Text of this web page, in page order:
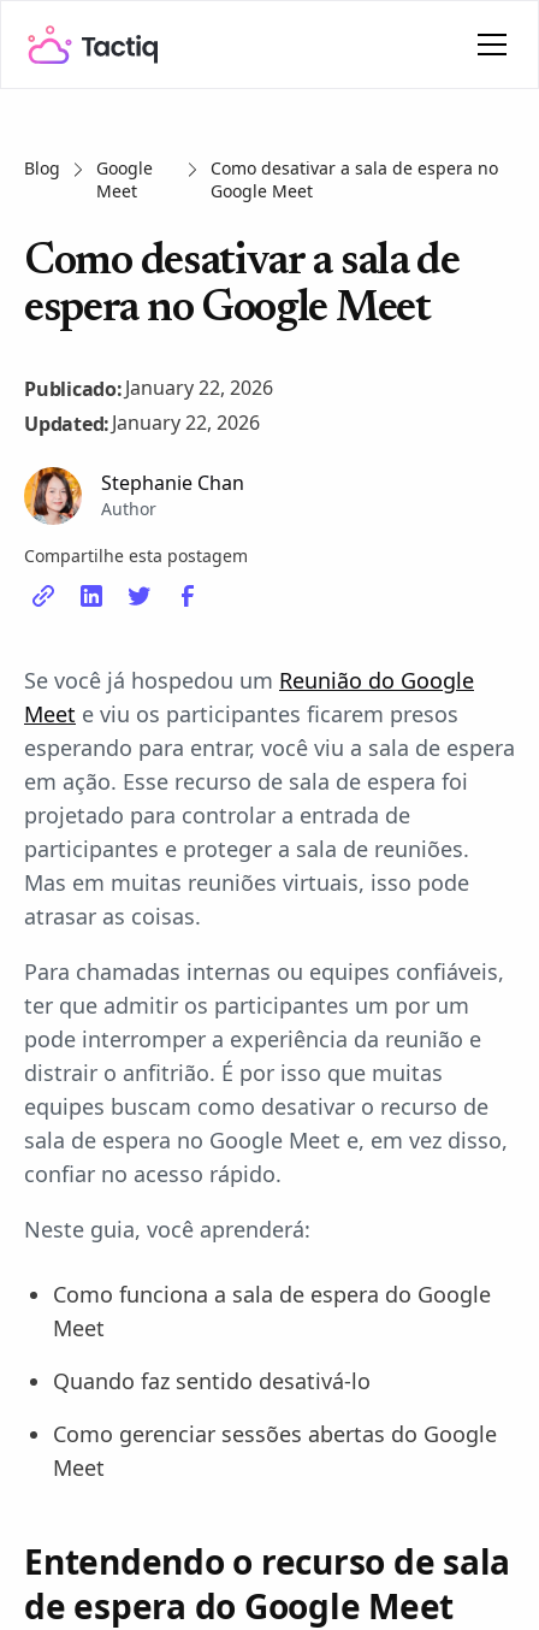
Blog
Google
Meet
Como desativar a sala de espera no
Google Meet
Como desativar a sala de
espera no Google Meet
Publicado:January 22, 2026
Updated:January 22, 2026
Stephanie Chan
Author
Compartilhe esta postagem
Se você já hospedou um Reunião do Google
Meet e viu os participantes ficarem presos
esperando para entrar, você viu a sala de espera
em ação. Esse recurso de sala de espera foi
projetado para controlar a entrada de
participantes e proteger a sala de reuniões.
Mas em muitas reuniões virtuais, isso pode
atrasar as coisas.
Para chamadas internas ou equipes confiáveis,
ter que admitir os participantes um por um
pode interromper a experiência da reunião e
distrair o anfitrião. É por isso que muitas
equipes buscam como desativar o recurso de
sala de espera no Google Meet e, em vez disso,
confiar no acesso rápido.
Neste guia, você aprenderá:
Como funciona a sala de espera do Google
Meet
Quando faz sentido desativá-lo
Como gerenciar sessões abertas do Google
Meet
Entendendo o recurso de sala
de espera do Google Meet